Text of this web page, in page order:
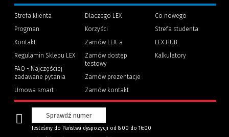
innej
strony)
Strefa klienta
Progman
Kontakt
Regulamin Sklepu LEX
FAQ - Najczęściej
zadawane pytania
Umowa smart
Dlaczego LEX
Korzyści
Zamów LEX-a
Zamów dostęp
testowy
Zamów prezentacje
Zamów kontakt
Co nowego
Strefa studenta
LEX HUB
innej
strony)
Kalkulatory
Sprawdź numer
Jesteśmy do Państwa dyspozycji od 8:00 do 16:00